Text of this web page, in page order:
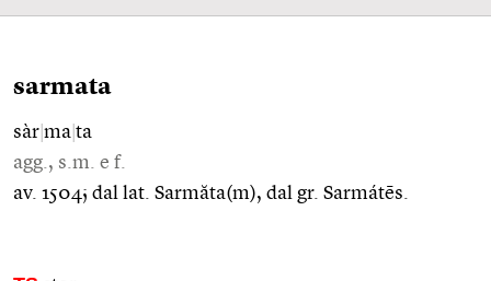
sarmata
sàr ma ta
agg., s.m. e f.
av. 1504; dal lat. Sarmăta(m), dal gr. Sarmátēs.